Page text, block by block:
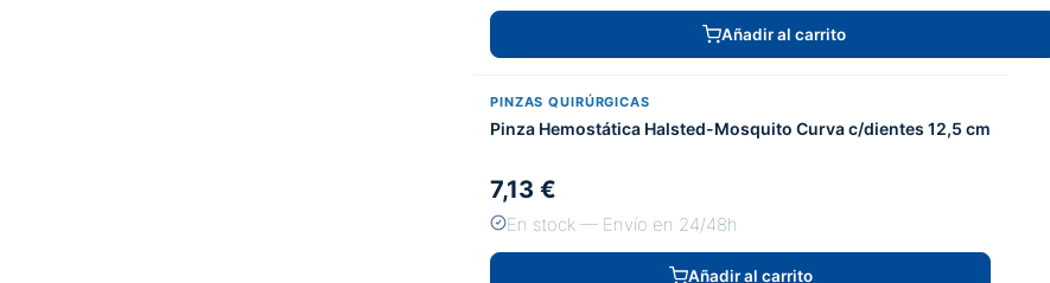
Añadir al carrito
PINZAS QUIRÚRGICAS
Pinza Hemostática Halsted-Mosquito Curva c/dientes 12,5 cm
7,13 €
En stock — Envío en 24/48h
Añadir al carrito